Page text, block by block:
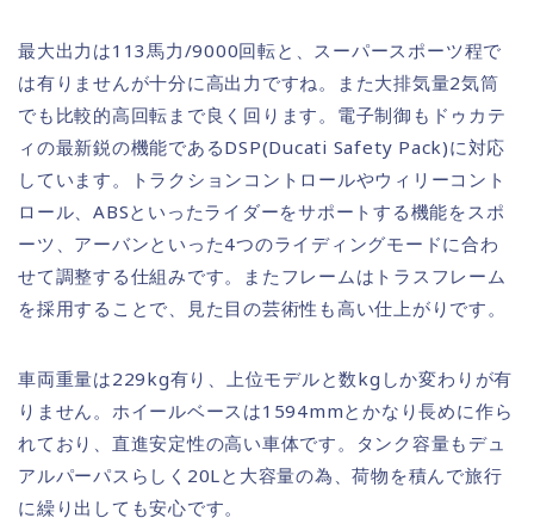
最大出力は113馬力/9000回転と、スーパースポーツ程で
は有りませんが十分に高出力ですね。また大排気量2気筒
でも比較的高回転まで良く回ります。電子制御もドゥカテ
ィの最新鋭の機能であるDSP(Ducati Safety Pack)に対応
しています。トラクションコントロールやウィリーコント
ロール、ABSといったライダーをサポートする機能をスポ
ーツ、アーバンといった4つのライディングモードに合わ
せて調整する仕組みです。またフレームはトラスフレーム
を採用することで、見た目の芸術性も高い仕上がりです。
車両重量は229kg有り、上位モデルと数kgしか変わりが有
りません。ホイールベースは1594mmとかなり長めに作ら
れており、直進安定性の高い車体です。タンク容量もデュ
アルパーパスらしく20Lと大容量の為、荷物を積んで旅行
に繰り出しても安心です。